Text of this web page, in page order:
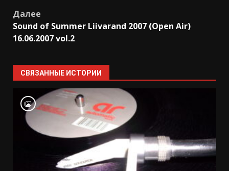
Далее
Sound of Summer Liivarand 2007 (Open Air)
16.06.2007 vol.2
СВЯЗАННЫЕ ИСТОРИИ